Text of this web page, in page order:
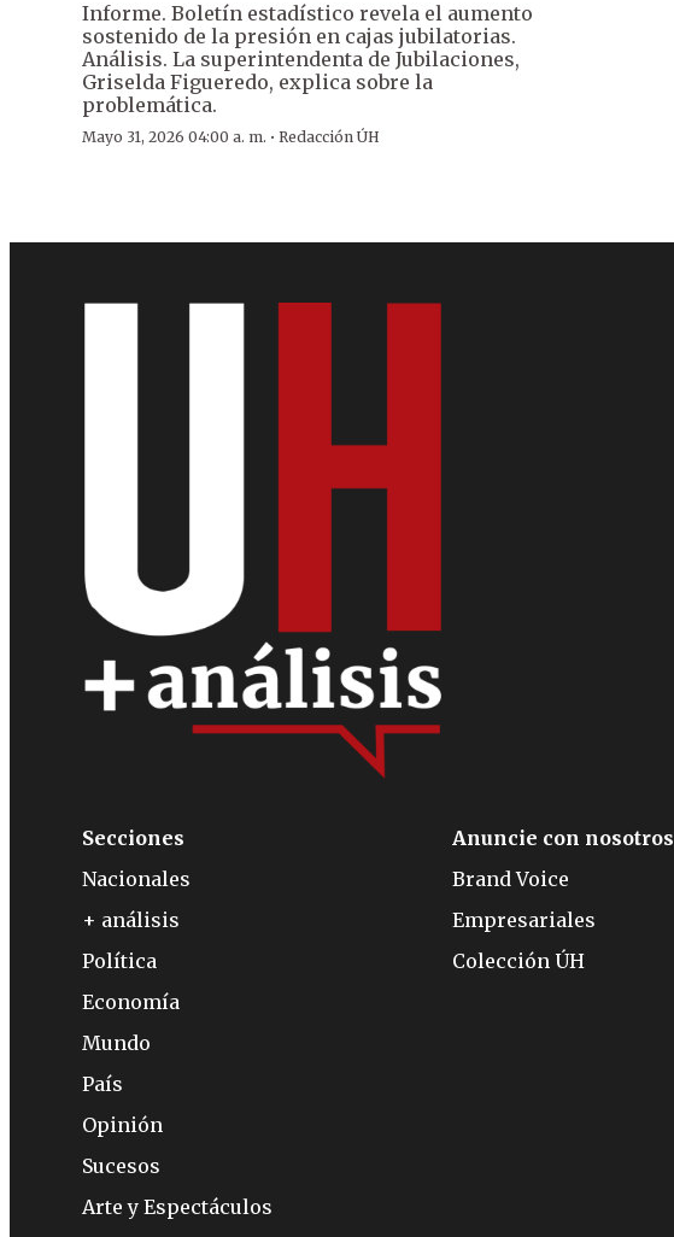
Informe. Boletín estadístico revela el aumento
sostenido de la presión en cajas jubilatorias.
Análisis. La superintendenta de Jubilaciones,
Griselda Figueredo, explica sobre la
problemática.
Mayo 31, 2026 04:00 a. m. · Redacción ÚH
Secciones
Nacionales
+ análisis
Política
Economía
Mundo
País
Opinión
Sucesos
Arte y Espectáculos
Anuncie con nosotros
Brand Voice
Empresariales
Colección ÚH